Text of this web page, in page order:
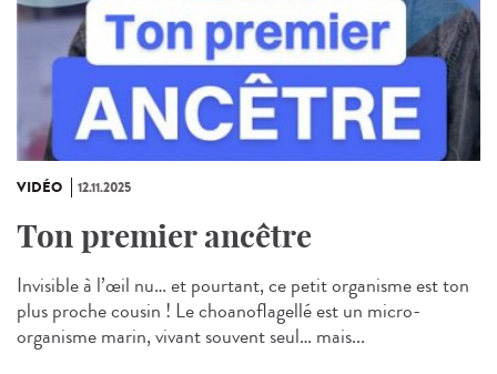
VIDÉO 12.11.2025
Ton premier ancêtre
Invisible à l’œil nu… et pourtant, ce petit organisme est ton
plus proche cousin ! Le choanoflagellé est un micro-
organisme marin, vivant souvent seul… mais...